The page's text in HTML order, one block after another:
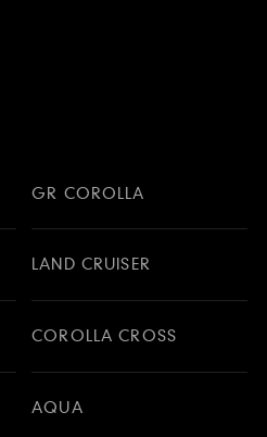
GR COROLLA
LAND CRUISER
COROLLA CROSS
AQUA